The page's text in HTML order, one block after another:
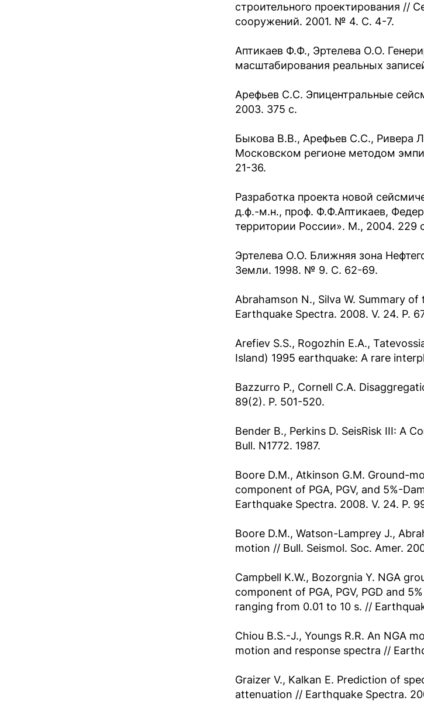
строительного проектирования //
сооружений. 2001. № 4. C. 4-7.
Аптикаев Ф.Ф., Эртелева О.О.
масштабирования реальных
Арефьев С.С. Эпицентральные
2003. 375 с.
Быкова В.В., Арефьев С.С., Ривера
Московском регионе методом
21-36.
Разработка проекта новой
д.ф.-м.н., проф. Ф.Ф.Аптикаев,
территории России». М., 2004. 229
Эртелева О.О. Ближняя зона
Земли. 1998. № 9. С. 62-69.
Abrahamson N., Silva W. Summary
Earthquake Spectra. 2008. V. 24. P.
Arefiev S.S., Rogozhin E.A.,
Island) 1995 earthquake: A rare
Bazzurro P., Cornell C.A.
89(2). P. 501-520.
Bender B., Perkins D. SeisRisk III: A
Bull. N1772. 1987.
Boore D.M., Atkinson G.M. Ground-
component of PGA, PGV, and 5%-
Earthquake Spectra. 2008. V. 24. P.
Boore D.M., Watson-Lamprey J.,
motion // Bull. Seismol. Soc. Amer.
Campbell K.W., Bozorgnia Y. NGA
component of PGA, PGV, PGD and
ranging from 0.01 to 10 s. //
Chiou B.S.-J., Youngs R.R. An NGA
motion and response spectra //
Graizer V., Kalkan E. Prediction of
attenuation // Earthquake Spectra.